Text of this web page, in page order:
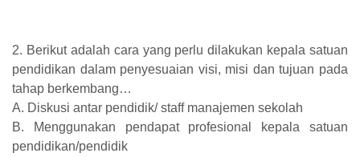
2. Berikut adalah cara yang perlu dilakukan kepala satuan
pendidikan dalam penyesuaian visi, misi dan tujuan pada
tahap berkembang…
A. Diskusi antar pendidik/ staff manajemen sekolah
B. Menggunakan pendapat profesional kepala satuan
pendidikan/pendidik